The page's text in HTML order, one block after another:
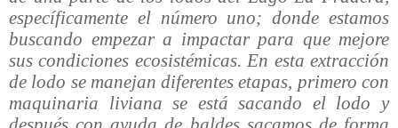
específicamente el número uno; donde estamos
buscando empezar a impactar para que mejore
sus condiciones ecosistémicas. En esta extracción
de lodo se manejan diferentes etapas, primero con
maquinaria liviana se está sacando el lodo y